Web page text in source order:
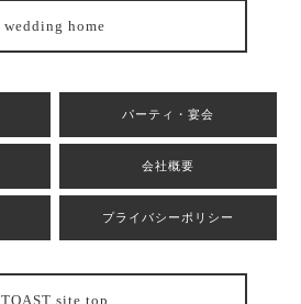
wedding home
パーティ・宴会
会社概要
プライバシーポリシー
TOAST site top